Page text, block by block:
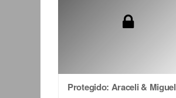
Protegido: Araceli & Miguel